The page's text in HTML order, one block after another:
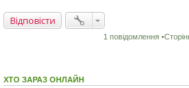
Відповісти
1 повідомлення
ХТО ЗАРАЗ ОНЛАЙН